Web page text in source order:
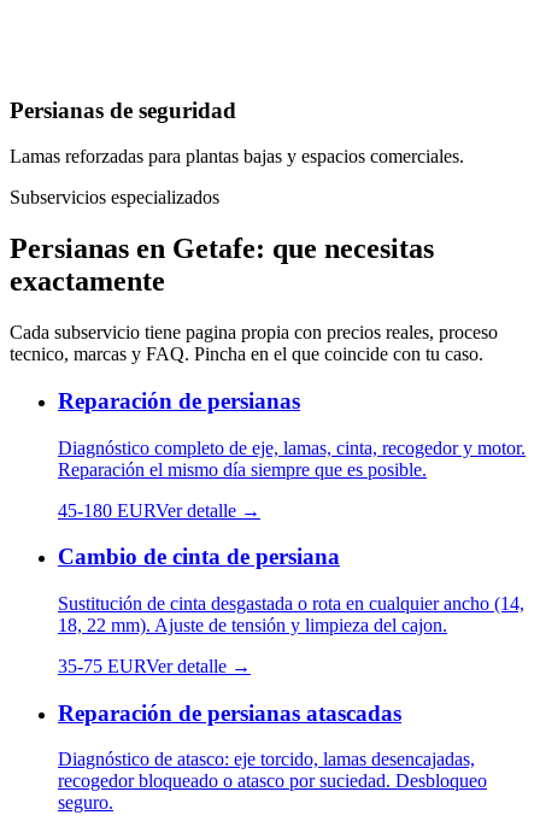
Persianas de seguridad
Lamas reforzadas para plantas bajas y espacios comerciales.
Subservicios especializados
Persianas en Getafe: que necesitas
exactamente
Cada subservicio tiene pagina propia con precios reales, proceso
tecnico, marcas y FAQ. Pincha en el que coincide con tu caso.
Reparación de persianas
Diagnóstico completo de eje, lamas, cinta, recogedor y motor.
Reparación el mismo día siempre que es posible.
45-180 EURVer detalle →
Cambio de cinta de persiana
Sustitución de cinta desgastada o rota en cualquier ancho (14,
18, 22 mm). Ajuste de tensión y limpieza del cajon.
35-75 EURVer detalle →
Reparación de persianas atascadas
Diagnóstico de atasco: eje torcido, lamas desencajadas,
recogedor bloqueado o atasco por suciedad. Desbloqueo
seguro.